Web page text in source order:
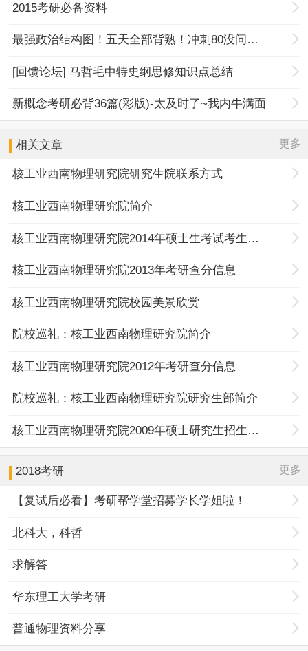
2015考研必备资料
最强政治结构图！五天全部背熟！冲刺80没问题！
[回馈论坛] 马哲毛中特史纲思修知识点总结
新概念考研必背36篇(彩版)-太及时了~我内牛满面
相关文章 更多
核工业西南物理研究院研究生院联系方式
核工业西南物理研究院简介
核工业西南物理研究院2014年硕士生考试考生须知
核工业西南物理研究院2013年考研查分信息
核工业西南物理研究院校园美景欣赏
院校巡礼：核工业西南物理研究院简介
核工业西南物理研究院2012年考研查分信息
院校巡礼：核工业西南物理研究院研究生部简介
核工业西南物理研究院2009年硕士研究生招生简介
2018考研 更多
【复试后必看】考研帮学堂招募学长学姐啦！
北科大，科哲
求解答
华东理工大学考研
普通物理资料分享